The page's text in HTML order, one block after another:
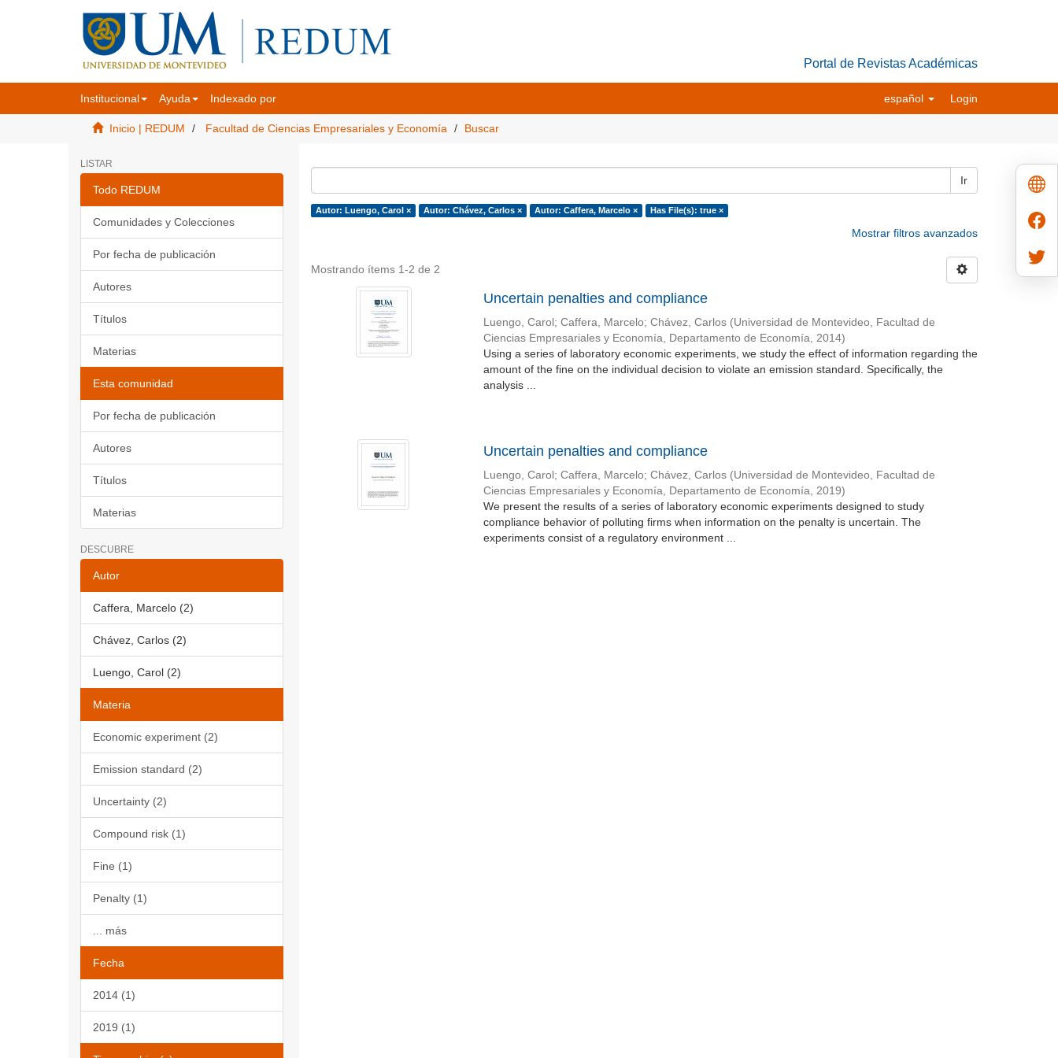
Portal de Revistas Académicas
Institucional Ayuda Indexado por español Login
Inicio | REDUM Facultad de Ciencias Empresariales y Economía Buscar
LISTAR
Todo REDUM
Comunidades y Colecciones
Por fecha de publicación
Autores
Títulos
Materias
Esta comunidad
Por fecha de publicación
Autores
Títulos
Materias
DESCUBRE
Autor
Caffera, Marcelo (2)
Chávez, Carlos (2)
Luengo, Carol (2)
Materia
Economic experiment (2)
Emission standard (2)
Uncertainty (2)
Compound risk (1)
Fine (1)
Penalty (1)
... más
Fecha
2014 (1)
2019 (1)
Ir
Autor: Luengo, Carol × Autor: Chávez, Carlos × Autor: Caffera, Marcelo × Has File(s): true ×
Mostrar filtros avanzados
Mostrando ítems 1-2 de 2
Uncertain penalties and compliance
Luengo, Carol ; Caffera, Marcelo; Chávez, Carlos (Universidad de Montevideo, Facultad de
Ciencias Empresariales y Economía, Departamento de Economía, 2014)
Using a series of laboratory economic experiments, we study the effect of information regarding the
amount of the fine on the individual decision to violate an emission standard. Specifically, the
analysis ...
Uncertain penalties and compliance
Luengo, Carol ; Caffera, Marcelo; Chávez, Carlos (Universidad de Montevideo, Facultad de
Ciencias Empresariales y Economía, Departamento de Economía, 2019)
We present the results of a series of laboratory economic experiments designed to study
compliance behavior of polluting firms when information on the penalty is uncertain. The
experiments consist of a regulatory environment ...